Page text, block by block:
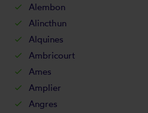
Alembon
Alincthun
Alquines
Ambricourt
Ames
Amplier
Angres